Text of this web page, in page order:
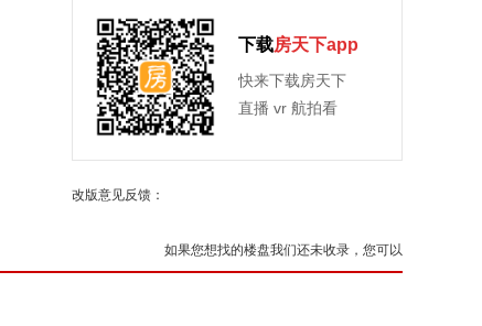
下载房天下app
快来下载房天下
直播 vr 航拍看
改版意见反馈：
如果您想找的楼盘我们还未收录，您可以